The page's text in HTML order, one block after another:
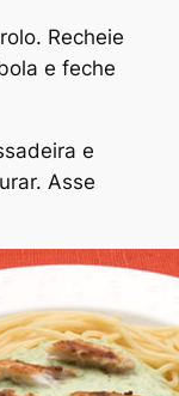
Recheie
e feche
e
Asse